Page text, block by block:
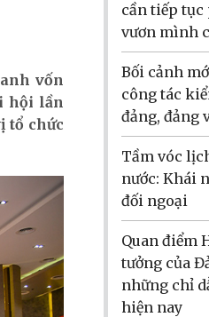
vốn
hội lần
tổ chức
cần tiếp
vươn mình
Bối cảnh
công tác
đảng, đảng
Tầm vóc
nước: Khái
đối ngoại
Quan điểm
tưởng của
những chỉ
hiện nay